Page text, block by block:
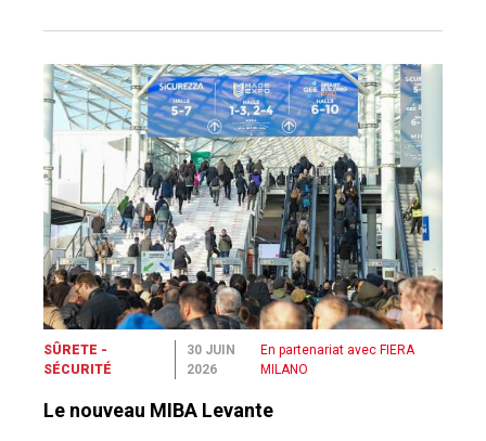
SÛRETE -
SÉCURITÉ
30 JUIN
2026
En partenariat avec FIERA
MILANO
Le nouveau MIBA Levante